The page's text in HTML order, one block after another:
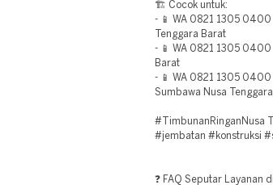
🏗️ Cocok untuk:
- 📱 WA 0821 1305 0400
Tenggara Barat
- 📱 WA 0821 1305 0400
Barat
- 📱 WA 0821 1305 0400
Sumbawa Nusa
#TimbunanRinganNusa
#jembatan #konstruksi
❓ FAQ Seputar Layanan